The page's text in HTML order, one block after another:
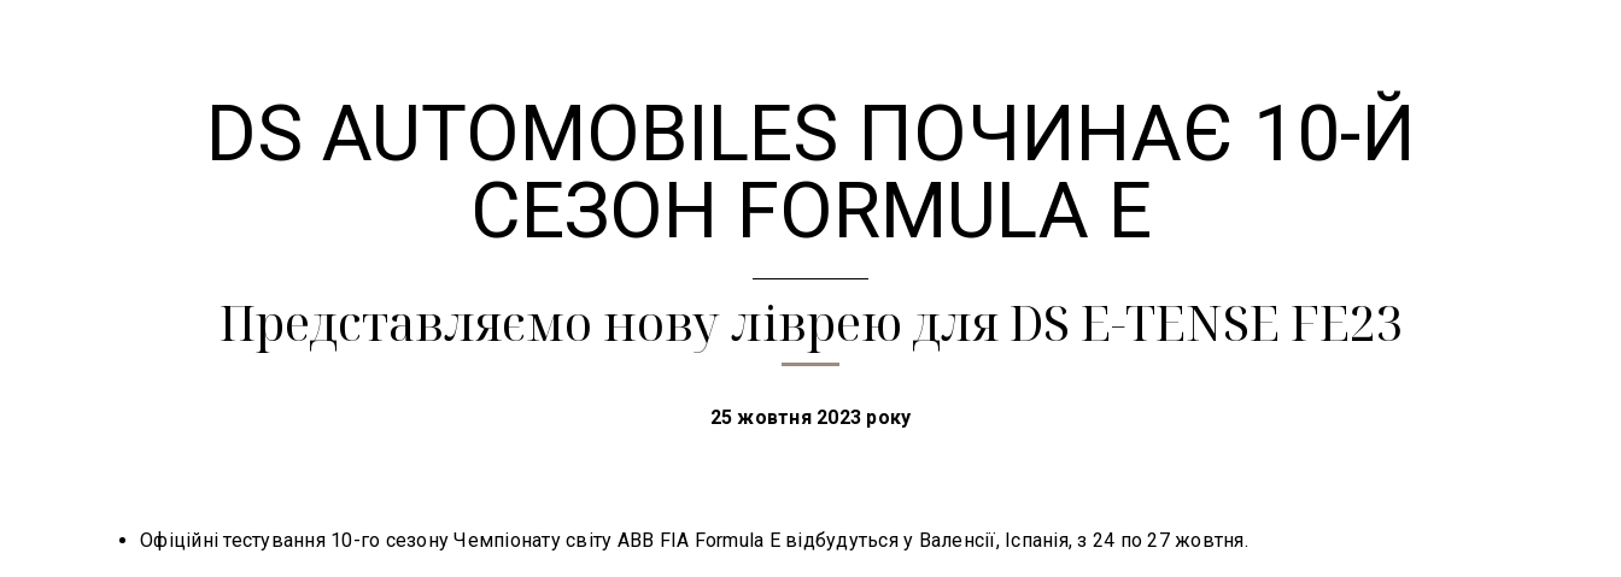
DS AUTOMOBILES ПОЧИНАЄ 10-Й
СЕЗОН FORMULA Е
Представляємо нову ліврею для DS E-TENSE FE23
25 жовтня 2023 року
Офіційні тестування 10-го сезону Чемпіонату світу ABB FIA Formula E відбудуться у Валенсії, Іспанія, з 24 по 27 жовтня.